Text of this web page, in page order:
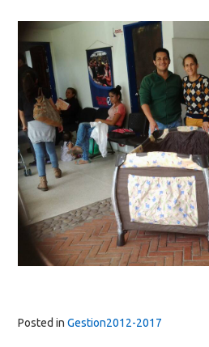
Posted in Gestion2012-2017